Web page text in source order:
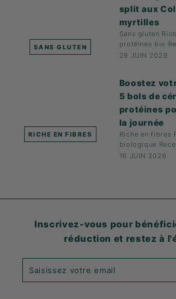
SANS GLUTEN
split aux
myrtilles
Sans gluten
protéines bio
29 JUIN 2026
RICHE EN FIBRES
Boostez
5 bols de
protéines
la journée
Riche en fibres
biologique
16 JUIN 2026
Inscrivez-vous pour
réduction et restez à